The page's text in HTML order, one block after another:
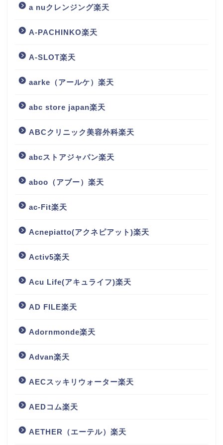
a nuクレンジング楽天
A-PACHINKO楽天
A-SLOT楽天
aarke（アールケ）楽天
abc store japan楽天
ABCクリニック美容外科楽天
abcストアジャパン楽天
aboo（アブー）楽天
ac-Fit楽天
Acnepiatto(アクネピアット)楽天
Activ5楽天
Acu Life(アキュライフ)楽天
AD FILE楽天
Adornmonde楽天
Advan楽天
AECスッキリウォーター楽天
AEDコム楽天
AETHER（エーテル）楽天